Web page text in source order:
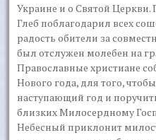
Украине и о Святой
Глеб поблагодарил всех
радость обители за
был отслужен молебен на
Православные христиане
Нового года, для того,
наступающий год и
близких Милосердному
Небесный приклонит